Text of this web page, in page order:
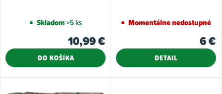
o
v
k
t
Skladom>5 ks
10,99 €
DO KOŠÍKA
Momentálne nedostupné
6 €
DETAIL